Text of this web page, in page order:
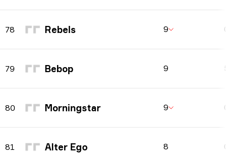
78 Rebels 9
79 Bebop 9
80 Morningstar 9
81 Alter Ego 8